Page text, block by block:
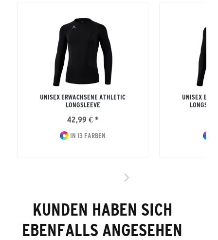
UNISEX ERWACHSENE ATHLETIC
LONGSLEEVE
42,99 € *
IN 13 FARBEN
UNISEX
KUNDEN HABEN SICH
EBENFALLS ANGESEHEN